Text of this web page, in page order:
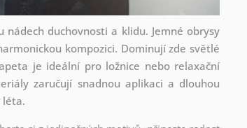
duchovnosti a klidu. Jemné obrysy
kompozici. Dominují zde světlé
je ideální pro ložnice nebo relaxační
zaručují snadnou aplikaci a dlouhou
léta.